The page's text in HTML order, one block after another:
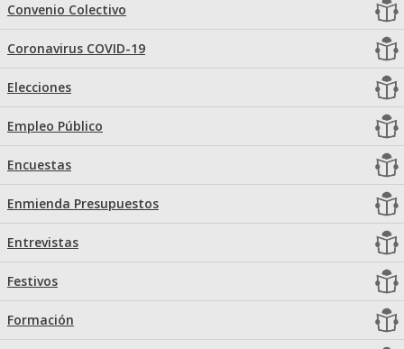
Convenio Colectivo
Coronavirus COVID-19
Elecciones
Empleo Público
Encuestas
Enmienda Presupuestos
Entrevistas
Festivos
Formación